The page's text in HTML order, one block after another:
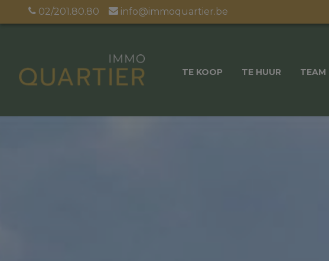
02/201.80.80 info@immoquartier.be
TE KOOP TE HUUR TEAM